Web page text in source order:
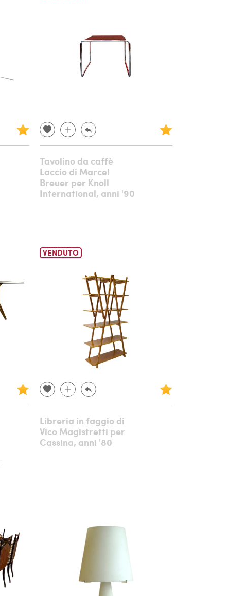
Tavolino da caffè
Laccio di Marcel
Breuer per Knoll
International, anni '90
VENDUTO
Libreria in faggio di
Vico Magistretti per
Cassina, anni '80